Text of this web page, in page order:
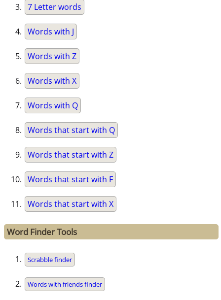
7 Letter words
Words with J
Words with Z
Words with X
Words with Q
Words that start with Q
Words that start with Z
Words that start with F
Words that start with X
Word Finder Tools
Scrabble finder
Words with friends finder